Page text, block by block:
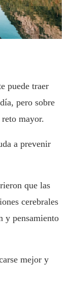
puede traer
pero sobre
mayor.
a prevenir
que las
cerebrales
y pensamiento
mejor y